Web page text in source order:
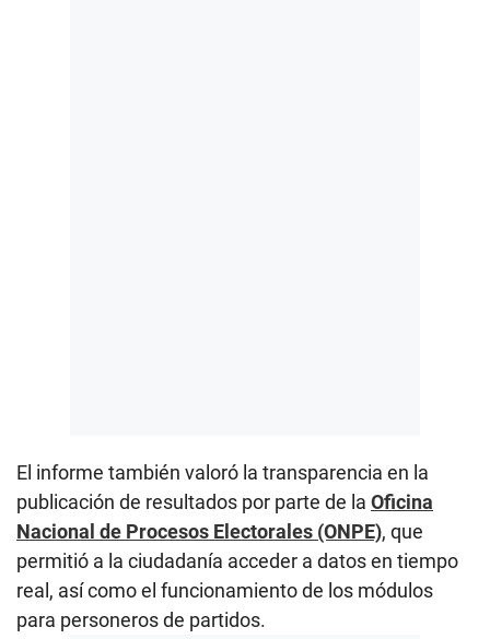
El informe también valoró la transparencia en la
publicación de resultados por parte de la Oficina
Nacional de Procesos Electorales (ONPE), que
permitió a la ciudadanía acceder a datos en tiempo
real, así como el funcionamiento de los módulos
para personeros de partidos.